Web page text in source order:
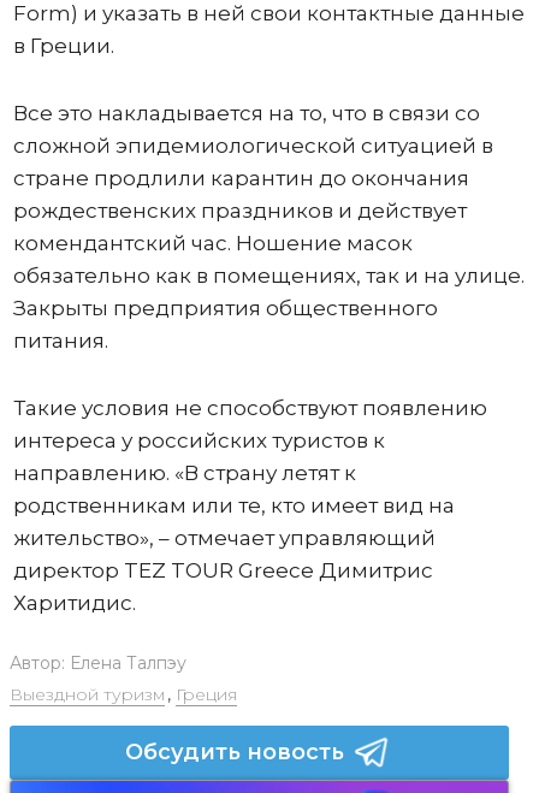
Form) и указать в ней свои контактные данные
в Греции.
Все это накладывается на то, что в связи со
сложной эпидемиологической ситуацией в
стране продлили карантин до окончания
рождественских праздников и действует
комендантский час. Ношение масок
обязательно как в помещениях, так и на улице.
Закрыты предприятия общественного
питания.
Такие условия не способствуют появлению
интереса у российских туристов к
направлению. «В страну летят к
родственникам или те, кто имеет вид на
жительство», – отмечает управляющий
директор TЕZ TOUR Greece Димитрис
Харитидис.
Автор: Елена Талпэу
Выездной туризм , Греция
Обсудить новость